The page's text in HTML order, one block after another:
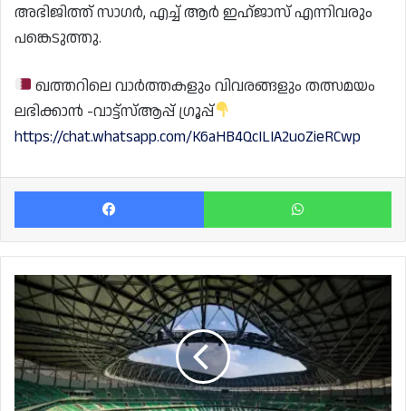
അഭിജിത്ത് സാഗർ, എച്ച് ആർ ഇഹ്‌ജാസ് എന്നിവരും
പങ്കെടുത്തു.
ഖത്തറിലെ വാർത്തകളും വിവരങ്ങളും തത്സമയം
ലഭിക്കാൻ -വാട്ട്സ്ആപ്പ് ഗ്രൂപ്പ്
https://chat.whatsapp.com/K6aHB4QcILIA2uoZieRCwp
Facebook
എജ്യുക്കേഷൻ
സിറ്റി
സ്റ്റേഡിയത്തിൽ
ഈദ്
ഗാഹ്